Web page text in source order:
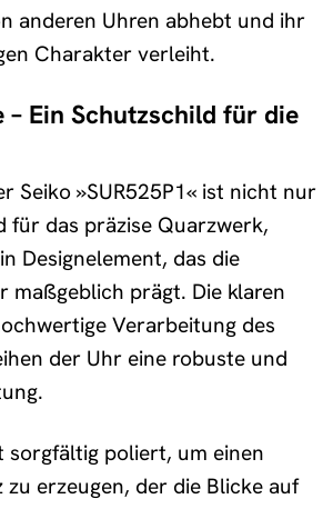
anderen Uhren abhebt und ihr
Charakter verleiht.
– Ein Schutzschild für die
Seiko »SUR525P1« ist nicht nur
für das präzise Quarzwerk,
Designelement, das die
maßgeblich prägt. Die klaren
Verarbeitung des
der Uhr eine robuste und
sorgfältig poliert, um einen
erzeugen, der die Blicke auf